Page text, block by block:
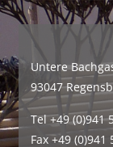
Untere
93047
Tel +49 (0)941
Fax +49 (0)941